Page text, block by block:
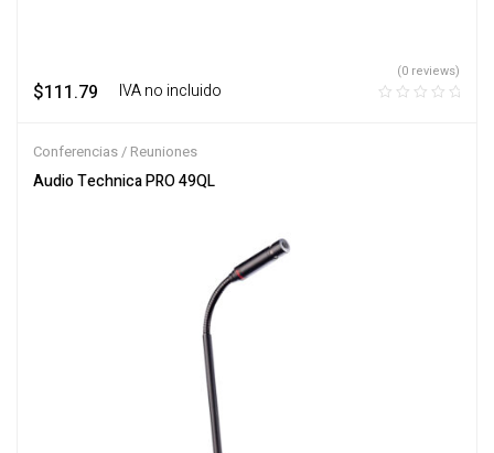
$111.79 ‎ ‎ ‎ IVA no incluido
(0 reviews)
Conferencias / Reuniones
Audio Technica PRO 49QL